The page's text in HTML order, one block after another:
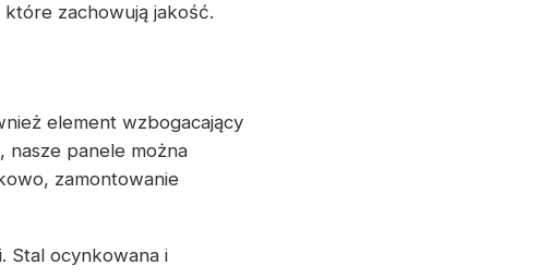
zachowują jakość.
element wzbogacający
panele można
zamontowanie
Stal ocynkowana i